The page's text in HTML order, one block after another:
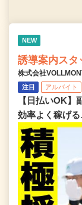
NEW
誘導案内スタ
株式会社
注目 アルバイト
【日払いOK
効率よく稼げる